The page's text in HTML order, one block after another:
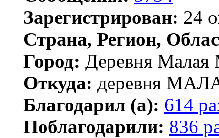
Зарегистрирован: 24
Страна, Регион,
Город: Деревня Малая
Откуда: деревня
Благодарил (а): 614
Поблагодарили: 836